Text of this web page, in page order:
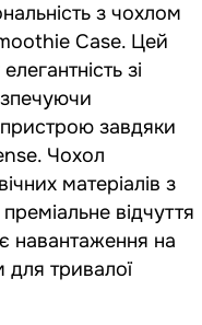
з чохлом
Case. Цей
зі
завдяки
Чохол
матеріалів з
відчуття
навантаження на
для тривалої